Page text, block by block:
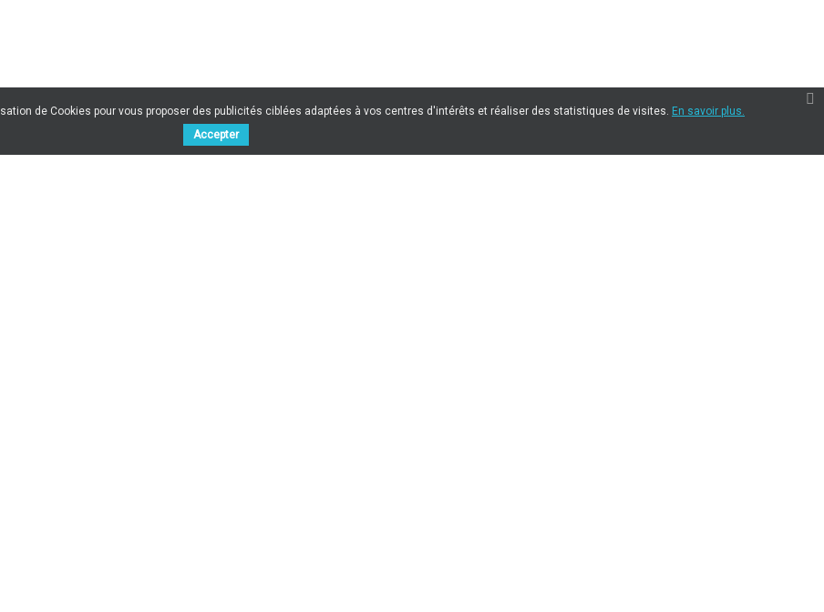
de Cookies pour vous proposer des publicités ciblées adaptées à vos centres d'intérêts et réaliser des statistiques de visites. En savoir plus.
Accepter